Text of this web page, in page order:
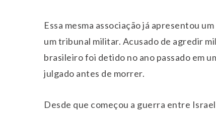
Essa mesma associação já apresentou
um tribunal militar. Acusado de agredir
brasileiro foi detido no ano passado em
julgado antes de morrer.
Desde que começou a guerra entre